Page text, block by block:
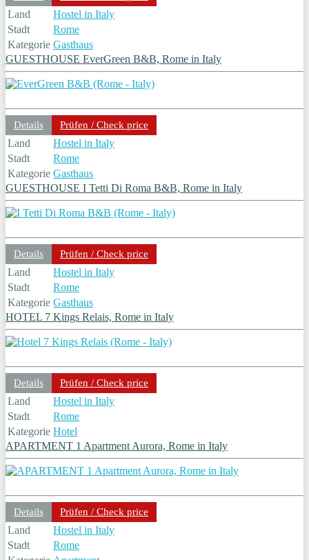
Land
Hostel in Italy
Stadt
Rome
Kategorie Gasthaus
GUESTHOUSE EverGreen B&B, Rome in Italy
Details Prüfen / Check price
Land
Hostel in Italy
Stadt
Rome
Kategorie Gasthaus
GUESTHOUSE I Tetti Di Roma B&B, Rome in Italy
Details Prüfen / Check price
Land
Hostel in Italy
Stadt
Rome
Kategorie Gasthaus
HOTEL 7 Kings Relais, Rome in Italy
Details Prüfen / Check price
Land
Hostel in Italy
Stadt
Rome
Kategorie Hotel
APARTMENT 1 Apartment Aurora, Rome in Italy
Details Prüfen / Check price
Land
Hostel in Italy
Stadt
Rome